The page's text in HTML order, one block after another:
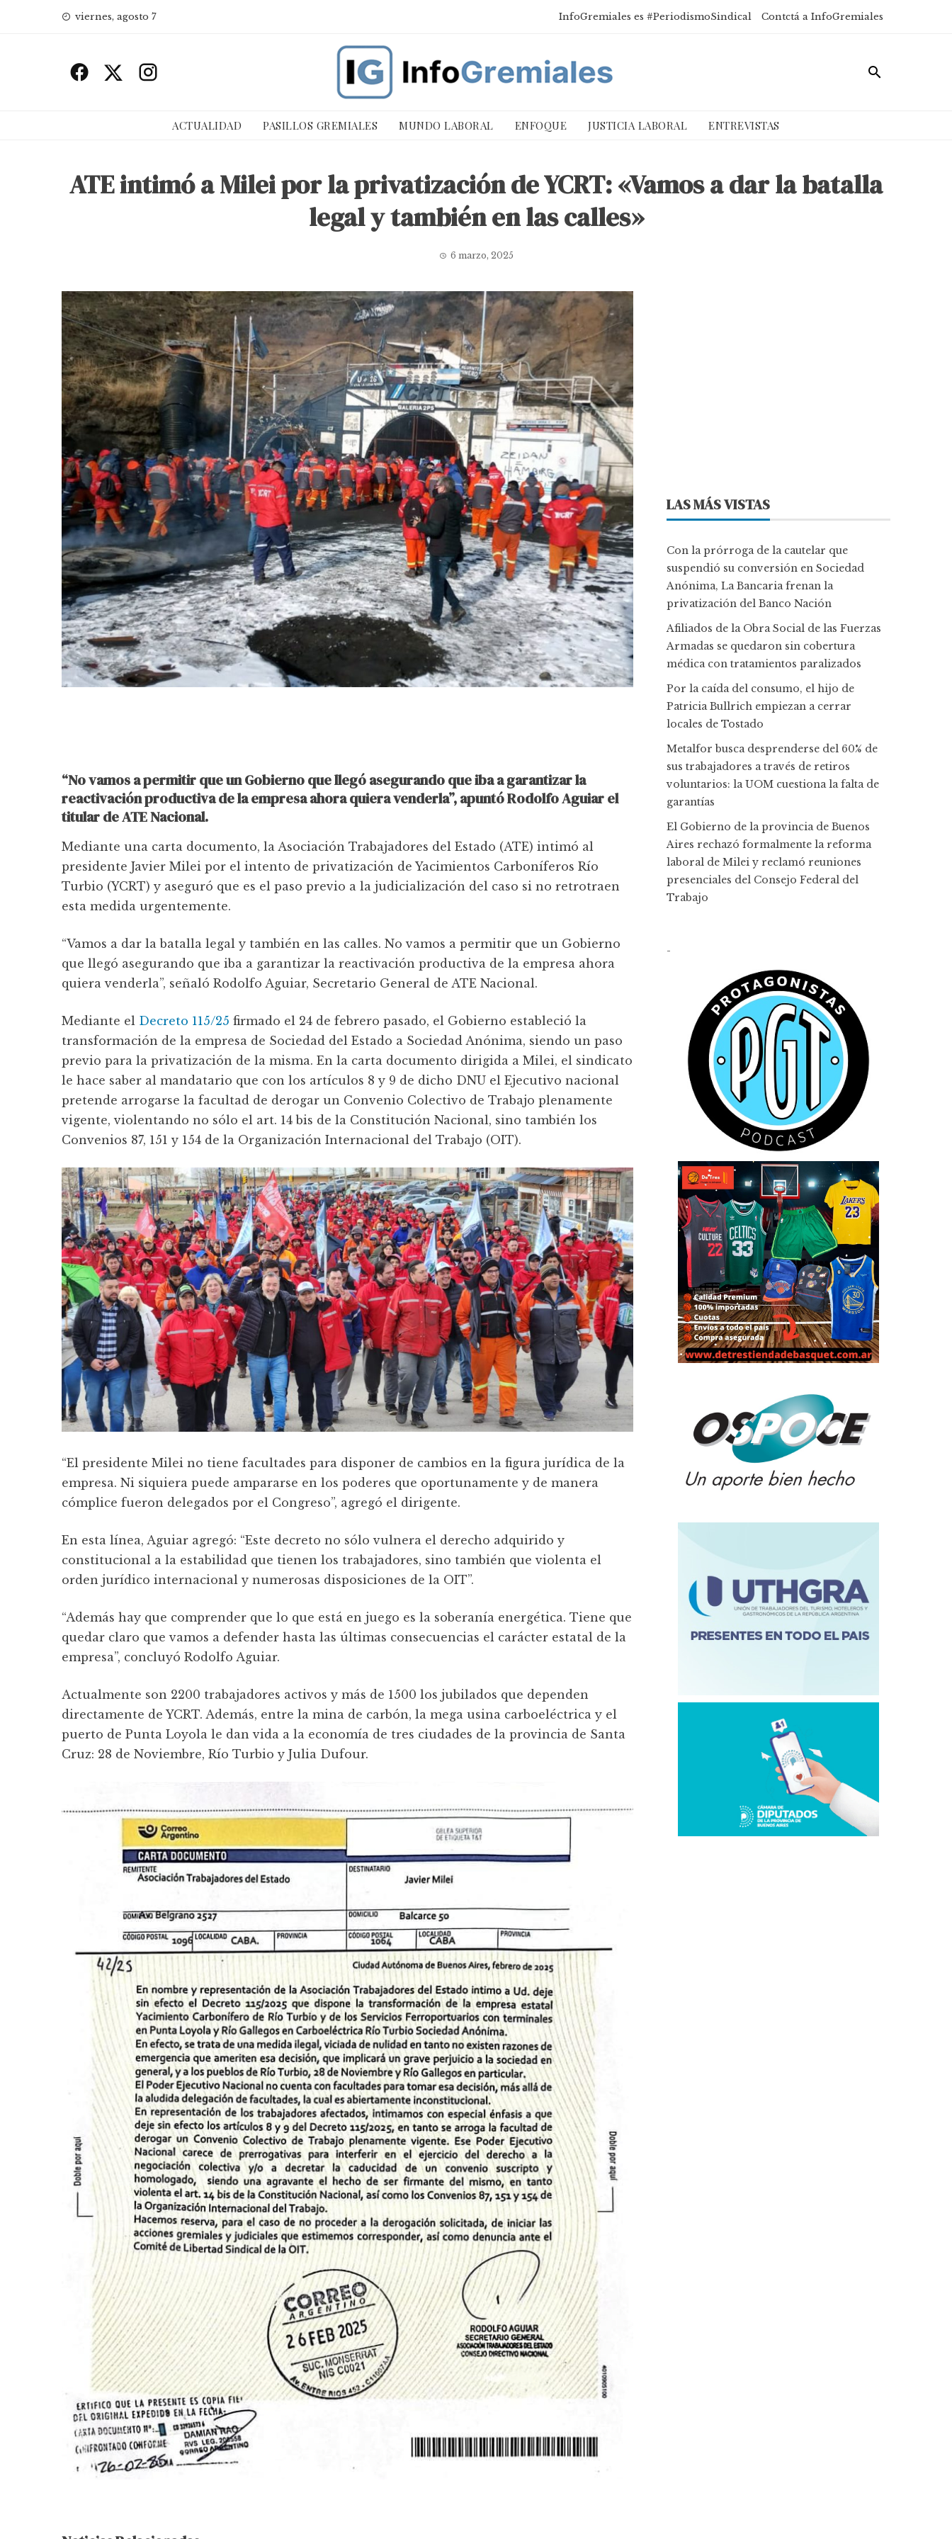
viernes, agosto 7 InfoGremiales es #PeriodismoSindical Contctá a InfoGremiales
ACTUALIDAD PASILLOS GREMIALES MUNDO LABORAL ENFOQUE JUSTICIA LABORAL ENTREVISTAS
ATE intimó a Milei por la privatización de YCRT: «Vamos a dar la batalla
legal y también en las calles»
6 marzo, 2025
“No vamos a permitir que un Gobierno que llegó asegurando que iba a garantizar la
reactivación productiva de la empresa ahora quiera venderla”, apuntó Rodolfo Aguiar el
titular de ATE Nacional.
Mediante una carta documento, la Asociación Trabajadores del Estado (ATE) intimó al
presidente Javier Milei por el intento de privatización de Yacimientos Carboníferos Río
Turbio (YCRT) y aseguró que es el paso previo a la judicialización del caso si no retrotraen
esta medida urgentemente.
“Vamos a dar la batalla legal y también en las calles. No vamos a permitir que un Gobierno
que llegó asegurando que iba a garantizar la reactivación productiva de la empresa ahora
quiera venderla”, señaló Rodolfo Aguiar, Secretario General de ATE Nacional.
Mediante el Decreto 115/25 firmado el 24 de febrero pasado, el Gobierno estableció la
transformación de la empresa de Sociedad del Estado a Sociedad Anónima, siendo un paso
previo para la privatización de la misma. En la carta documento dirigida a Milei, el sindicato
le hace saber al mandatario que con los artículos 8 y 9 de dicho DNU el Ejecutivo nacional
pretende arrogarse la facultad de derogar un Convenio Colectivo de Trabajo plenamente
vigente, violentando no sólo el art. 14 bis de la Constitución Nacional, sino también los
Convenios 87, 151 y 154 de la Organización Internacional del Trabajo (OIT).
“El presidente Milei no tiene facultades para disponer de cambios en la figura jurídica de la
empresa. Ni siquiera puede ampararse en los poderes que oportunamente y de manera
cómplice fueron delegados por el Congreso”, agregó el dirigente.
En esta línea, Aguiar agregó: “Este decreto no sólo vulnera el derecho adquirido y
constitucional a la estabilidad que tienen los trabajadores, sino también que violenta el
orden jurídico internacional y numerosas disposiciones de la OIT”.
“Además hay que comprender que lo que está en juego es la soberanía energética. Tiene que
quedar claro que vamos a defender hasta las últimas consecuencias el carácter estatal de la
empresa”, concluyó Rodolfo Aguiar.
Actualmente son 2200 trabajadores activos y más de 1500 los jubilados que dependen
directamente de YCRT. Además, entre la mina de carbón, la mega usina carboeléctrica y el
puerto de Punta Loyola le dan vida a la economía de tres ciudades de la provincia de Santa
Cruz: 28 de Noviembre, Río Turbio y Julia Dufour.
LAS MÁS VISTAS
Con la prórroga de la cautelar que
suspendió su conversión en Sociedad
Anónima, La Bancaria frenan la
privatización del Banco Nación
Afiliados de la Obra Social de las Fuerzas
Armadas se quedaron sin cobertura
médica con tratamientos paralizados
Por la caída del consumo, el hijo de
Patricia Bullrich empiezan a cerrar
locales de Tostado
Metalfor busca desprenderse del 60% de
sus trabajadores a través de retiros
voluntarios: la UOM cuestiona la falta de
garantías
El Gobierno de la provincia de Buenos
Aires rechazó formalmente la reforma
laboral de Milei y reclamó reuniones
presenciales del Consejo Federal del
Trabajo
-